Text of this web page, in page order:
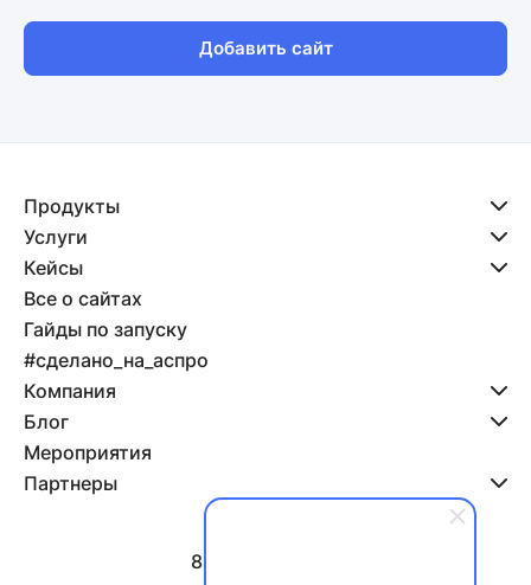
Добавить сайт
Продукты
Услуги
Кейсы
Все о сайтах
Гайды по запуску
#сделано_на_аспро
Компания
Блог
Мероприятия
Партнеры
8 800 500-47-11